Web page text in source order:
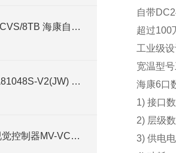
DS-A71048R-CVS/8TB 海康自带48片8T盘存储服务器简介
海康威视DS-A81048S-V2(JW) 48盘位存储服务器
海康威视3路视觉控制器MV-VC3302-128G60 3
自带
超过100
工业级
宽温型
海康6口
1) 接口
2) 层级
3) 供电